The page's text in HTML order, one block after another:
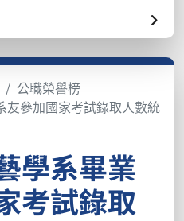
公職榮譽榜
友參加國家考試錄取人數統
學系畢業
考試錄取